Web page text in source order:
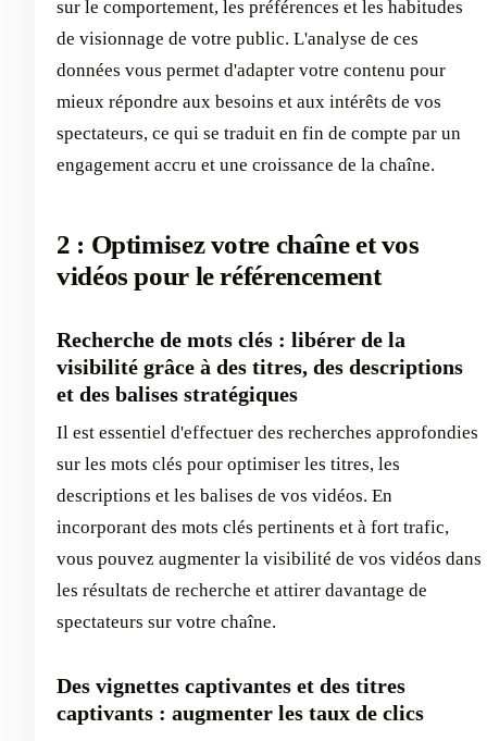
sur le comportement, les préférences et les habitudes
de visionnage de votre public. L'analyse de ces
données vous permet d'adapter votre contenu pour
mieux répondre aux besoins et aux intérêts de vos
spectateurs, ce qui se traduit en fin de compte par un
engagement accru et une croissance de la chaîne.
2 : Optimisez votre chaîne et vos
vidéos pour le référencement
Recherche de mots clés : libérer de la
visibilité grâce à des titres, des descriptions
et des balises stratégiques
Il est essentiel d'effectuer des recherches approfondies
sur les mots clés pour optimiser les titres, les
descriptions et les balises de vos vidéos. En
incorporant des mots clés pertinents et à fort trafic,
vous pouvez augmenter la visibilité de vos vidéos dans
les résultats de recherche et attirer davantage de
spectateurs sur votre chaîne.
Des vignettes captivantes et des titres
captivants : augmenter les taux de clics